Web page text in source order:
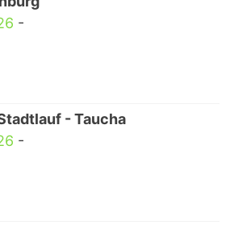
-
- Taucha
-